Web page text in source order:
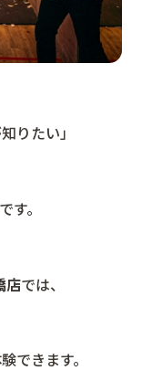
りたい」
です。
店では、
できます。